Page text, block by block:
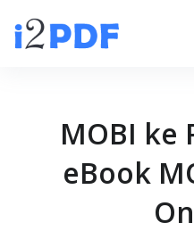
MOBI ke
eBook